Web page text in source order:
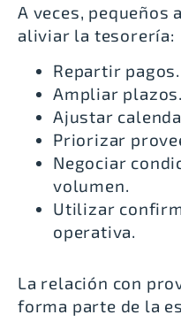
A veces, pequeños
aliviar la tesorería:
Repartir pagos.
Ampliar plazos.
Ajustar
Priorizar
Negociar
volumen.
Utilizar
operativa.
La relación con
forma parte de la